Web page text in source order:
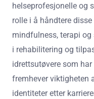
helseprofesjonelle og
rolle i å håndtere
mindfulness, terapi
i rehabilitering og
idrettsutøvere som
fremhever viktigheten
identiteter etter